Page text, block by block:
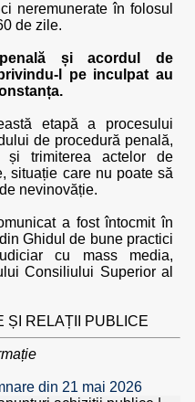
neremunerate în folosul
de zile.
și acordul de
l pe inculpat au
etapă a procesului
de procedură penală,
și trimiterea actelor de
situație care nu poate să
nevinovăție.
a fost întocmit în
Ghidul de bune practici
cu mass media,
Consiliului Superior al
ȘI RELAȚII PUBLICE
din 21 mai 2026